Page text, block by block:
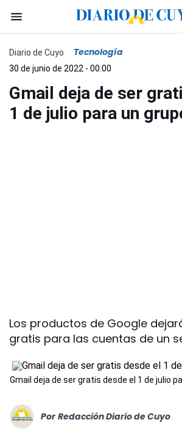
Diario de Cuyo Tecnología
30 de junio de 2022 - 00:00
Gmail deja de ser
1 de julio para un
Los productos de Google
gratis para las cuentas de un
Gmail deja de ser gratis desde el 1 de julio
Por Redacción Diario de Cuyo